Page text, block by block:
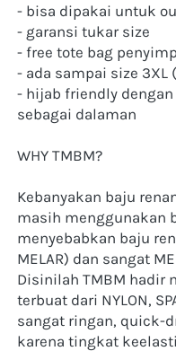
- bisa dipakai untuk
- garansi tukar size
- free tote bag
- ada sampai size 3XL
- hijab friendly dengan
sebagai dalaman
WHY TMBM?
Kebanyakan baju
masih menggunakan
menyebabkan baju
MELAR) dan sangat
Disinilah TMBM hadir
terbuat dari NYLON,
sangat ringan, quick-
karena tingkat